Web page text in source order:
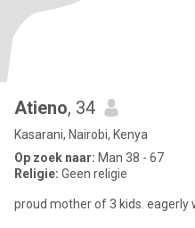
Atieno, 34
Kasarani, Nairobi, Kenya
Op zoek naar: Man 38 - 67
Religie: Geen religie
proud mother of 3 kids.